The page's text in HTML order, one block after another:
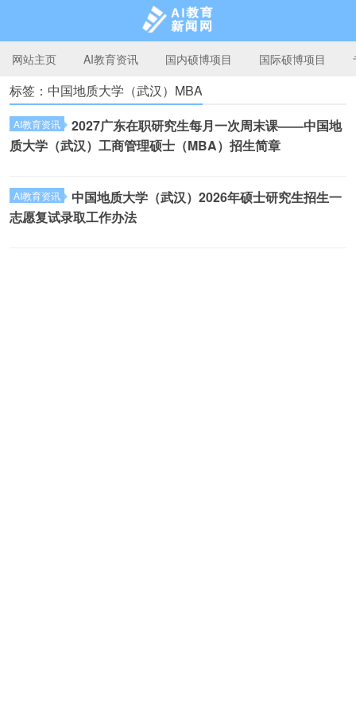
AI教育新闻网
网站主页 AI教育资讯 国内硕博项目 国际硕博项目
标签：中国地质大学（武汉）MBA
AI教育资讯
2027广东在职研究生每月一次周末课——中国地
质大学（武汉）工商管理硕士（MBA）招生简章
AI教育资讯
中国地质大学（武汉）2026年硕士研究生招生一
志愿复试录取工作办法